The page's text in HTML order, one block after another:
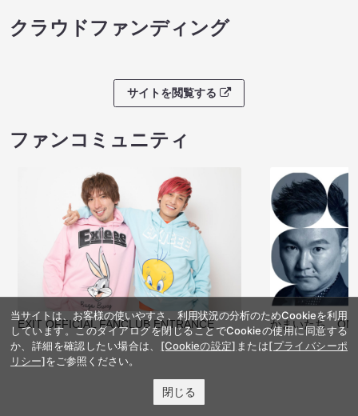
クラウドファンディング
サイトを閲覧する
ファンコミュニティ
EXIT OFFICIAL FANCLUB ENTRANCE かまいたち
当サイトは、お客様の使いやすさ、利用状況の分析のためCookieを利用
しています。このダイアログを閉じることでCookieの使用に同意する
か、詳細を確認したい場合は、 [Cookieの設定] または[プライバシーポ
リシー]をご参照ください。
閉じる